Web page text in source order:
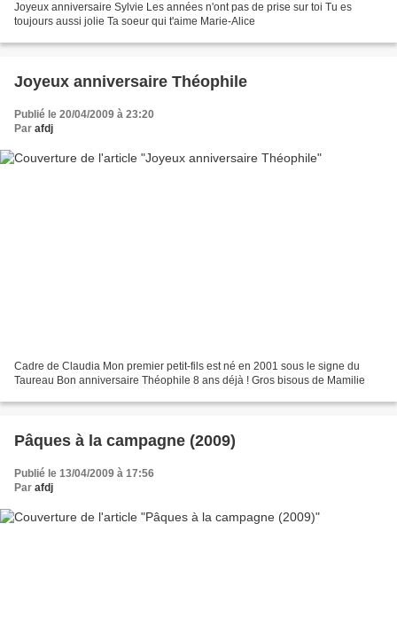
Joyeux anniversaire Sylvie Les années n'ont pas de prise sur toi Tu es
toujours aussi jolie Ta soeur qui t'aime Marie-Alice
Joyeux anniversaire Théophile
Publié le 20/04/2009 à 23:20
Par afdj
Cadre de Claudia Mon premier petit-fils est né en 2001 sous le signe du
Taureau Bon anniversaire Théophile 8 ans déjà ! Gros bisous de Mamilie
Pâques à la campagne (2009)
Publié le 13/04/2009 à 17:56
Par afdj